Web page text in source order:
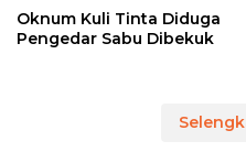
Oknum Kuli Tinta Diduga
Pengedar Sabu Dibekuk